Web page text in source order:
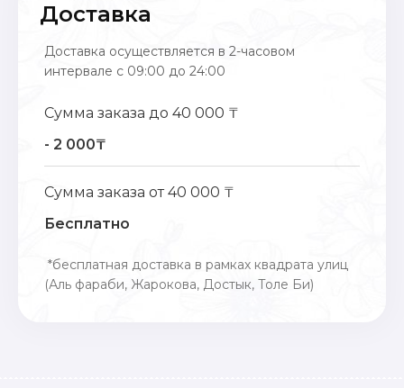
Доставка
Доставка осуществляется в 2-часовом
интервале с 09:00 до 24:00
Сумма заказа до 40 000 ₸
- 2 000₸
Сумма заказа от 40 000 ₸
Бесплатно
*бесплатная доставка в рамках квадрата улиц
(Аль фараби, Жарокова, Достык, Толе Би)